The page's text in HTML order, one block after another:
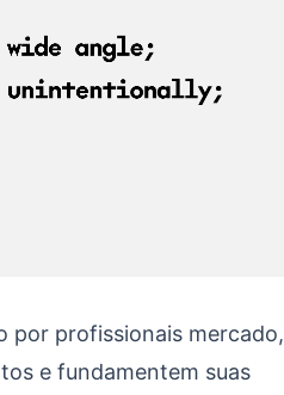
por profissionais mercado,
e fundamentem suas